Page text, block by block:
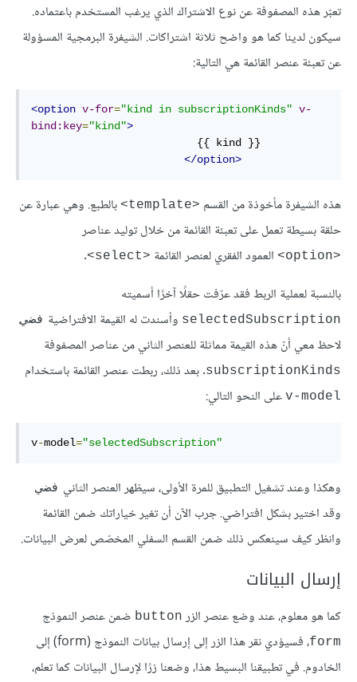
تعبّر هذه المصفوفة عن نوع الاشتراك الذي يرغب المستخدم باعتماده.
سيكون لدينا كما هو واضح ثلاثة اشتراكات. الشيفرة البرمجية المسؤولة
عن تعبئة عنصر القائمة هي التالية:
<option v-for="kind in subscriptionKinds" v-
bind:key="kind">
</option>
هذه الشيفرة مأخوذة من القسم <template>
بالطبع. وهي عبارة عن
حلقة بسيطة تعمل على تعبئة القائمة من خلال توليد عناصر
<option> العمود الفقري لعنصر القائمة <select>
.
بالنسبة لعملية الربط فقد عرّفت حقلًا آخرًا أسميته
selectedSubscription وأسندت له القيمة الافتراضية فضي.
لاحظ معي أنّ هذه القيمة مماثلة للعنصر الثاني من عناصر المصفوفة
subscriptionKinds. بعد ذلك، ربطت عنصر القائمة باستخدام
v-model على النحو التالي:
v-model="selectedSubscription"
وهكذا وعند تشغيل التطبيق للمرة الأولى، سيظهر العنصر الثاني فضي
وقد اختير بشكل افتراضي. جرب الآن أن تغير خياراتك ضمن القائمة
وانظر كيف سينعكس ذلك ضمن القسم السفلي المخصّص لعرض البيانات.
إرسال البيانات
كما هو معلوم، عند وضع عنصر الزر button ضمن عنصر النموذج
form
، فسيؤدي نقر هذا الزر إلى إرسال بيانات النموذج (form) إلى
الخادوم. في تطبيقنا البسيط هذا، وضعنا زرًا لإرسال البيانات كما تعلم،